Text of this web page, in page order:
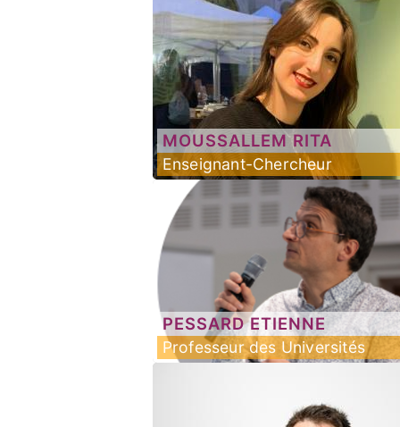
MOUSSALLEM RITA
Enseignant-Chercheur
PESSARD ETIENNE
Professeur des Universités